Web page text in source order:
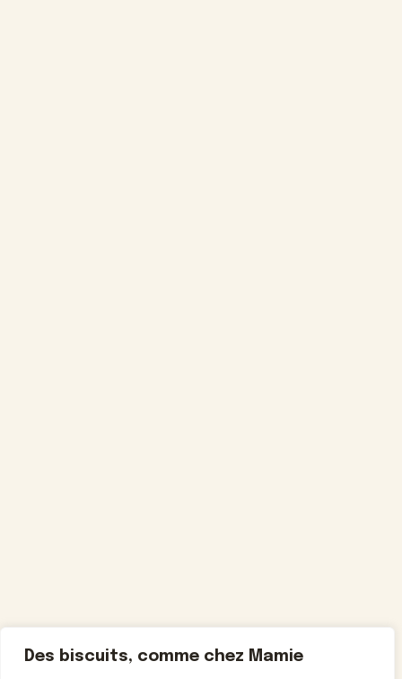
Des biscuits, comme chez Mamie